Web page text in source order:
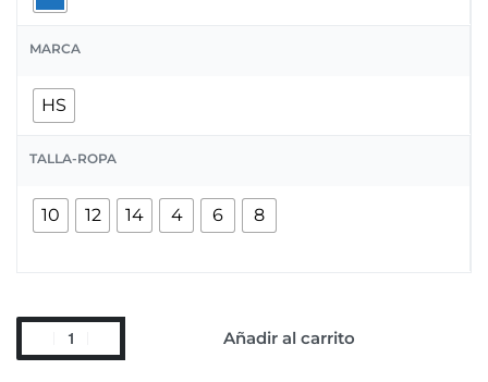
MARCA
HS
TALLA-ROPA
10 12 14 4 6 8
Añadir al carrito